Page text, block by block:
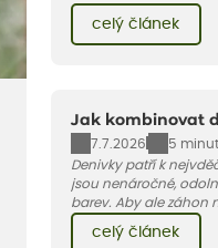
pár základních
celý článek
Jak kombinovat
7.7.2026
5
Denivky patří k
jsou nenáročné,
barev. Aby ale záhon
doplnit vhodnými
jakými trvalkami a
celý článek